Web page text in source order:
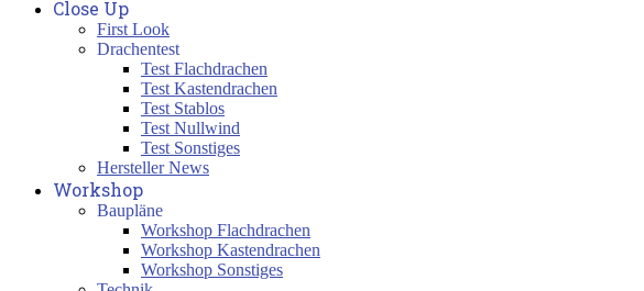
Close Up
First Look
Drachentest
Test Flachdrachen
Test Kastendrachen
Test Stablos
Test Nullwind
Test Sonstiges
Hersteller News
Workshop
Baupläne
Workshop Flachdrachen
Workshop Kastendrachen
Workshop Sonstiges